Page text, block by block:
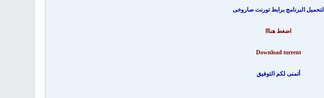
لتحميل البرنامج برابط تورنت صاروخى
اضغط هنااا
Download torrent
أتمنى لكم التوفيق